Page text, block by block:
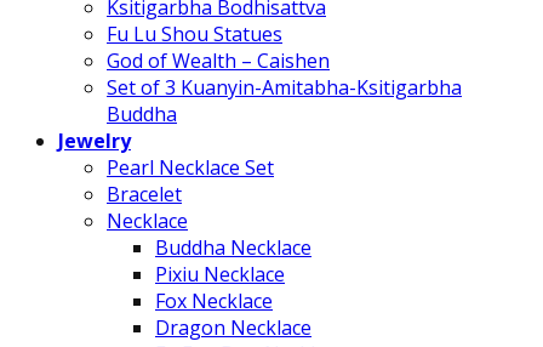
Ksitigarbha Bodhisattva
Fu Lu Shou Statues
God of Wealth – Caishen
Set of 3 Kuanyin-Amitabha-Ksitigarbha
Buddha
Jewelry
Pearl Necklace Set
Bracelet
Necklace
Buddha Necklace
Pixiu Necklace
Fox Necklace
Dragon Necklace